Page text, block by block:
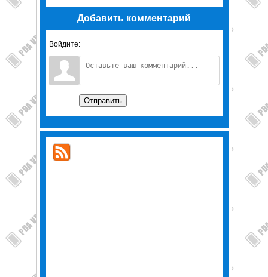
Добавить комментарий
Войдите:
Отправить